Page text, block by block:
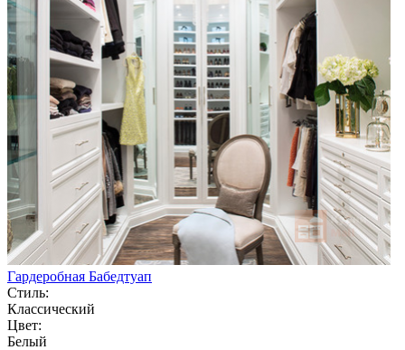
Гардеробная Бабедтуап
Стиль:
Классический
Цвет:
Белый